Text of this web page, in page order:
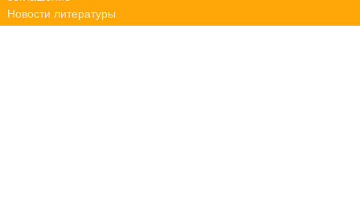
Новости литературы